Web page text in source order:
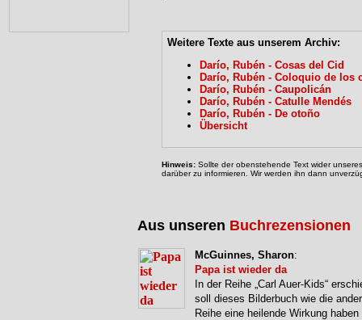
Weitere Texte aus unserem Archiv:
Darío, Rubén - Cosas del Cid
Darío, Rubén - Coloquio de los
Darío, Rubén - Caupolicán
Darío, Rubén - Catulle Mendés
Darío, Rubén - De otoño
Übersicht
Hinweis: Sollte der obenstehende Text wider
darüber zu informieren. Wir werden ihn dann
Aus unseren Buchrezensionen
McGuinnes, Sharon:
Papa ist wieder da
In der Reihe „Carl Auer-Kids“
soll dieses Bilderbuch wie die
Reihe eine heilende Wirkung haben